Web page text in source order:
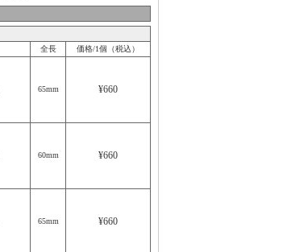
全長 価格/1個（税込）
65mm ¥660
60mm ¥660
65mm ¥660